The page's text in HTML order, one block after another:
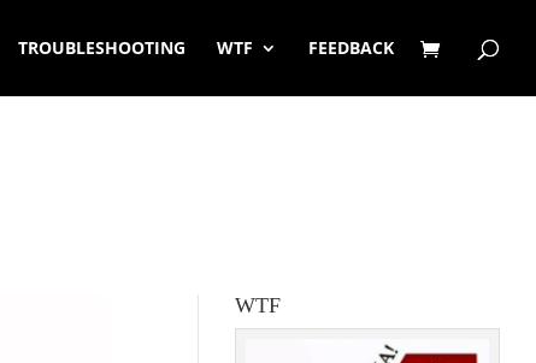
TROUBLESHOOTING WTF FEEDBACK
WTF